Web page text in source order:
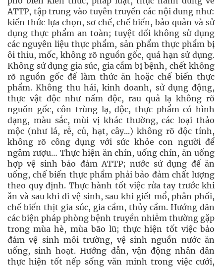
ATTP, tập trung vào tuyên truyền các nội dung như:
kiến thức lựa chọn, sơ chế, chế biến, bảo quản và sử
dụng thực phẩm an toàn; tuyệt đối không sử dụng
các nguyên liệu thực phẩm, sản phẩm thực phẩm bị
ôi thiu, mốc, không rõ nguồn gốc, quá hạn sử dụng.
Không sử dụng gia súc, gia cầm bị bệnh, chết không
rõ nguồn gốc để làm thức ăn hoặc chế biến thực
phẩm. Không thu hái, kinh doanh, sử dụng động,
thực vật độc như nấm độc, rau quả lạ không rõ
nguồn gốc, côn trùng lạ, độc, thực phẩm có hình
dạng, màu sắc, mùi vị khác thường, các loại thảo
mộc (như lá, rễ, củ, hạt, cây...) không rõ độc tính,
không rõ công dụng với sức khỏe con người để
ngâm rượu… Thực hiện ăn chín, uống chín, ăn uống
hợp vệ sinh bảo đảm ATTP; nước sử dụng để ăn
uống, chế biến thực phẩm phải bảo đảm chất lượng
theo quy định. Thực hành tốt việc rửa tay trước khi
ăn và sau khi đi vệ sinh, sau khi giết mổ, phân phối,
chế biến thịt gia súc, gia cầm, thủy cầm. Hướng dẫn
các biện pháp phòng bệnh truyền nhiễm thường gặp
trong mùa hè, mùa bão lũ; thực hiện tốt việc bảo
đảm vệ sinh môi trường, vệ sinh nguồn nước ăn
uống, sinh hoạt. Hướng dẫn, vận động nhân dân
thực hiện tốt nếp sống văn minh trong việc cưới,